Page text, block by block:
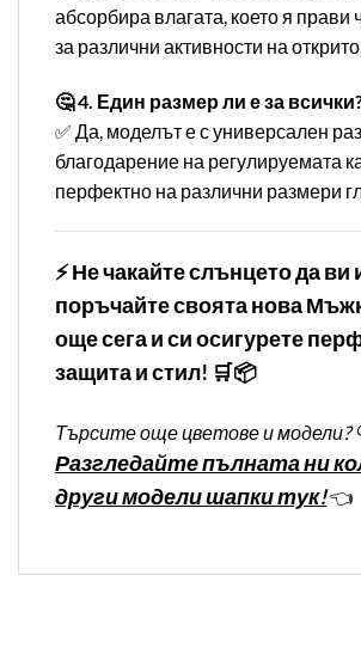
абсорбира влагата, което я прави
за различни активности на
🤔 4. Един размер ли е за
✅ Да, моделът е с универсален
благодарение на регулируемата
перфектно на различни размери
⚡ Не чакайте слънцето да ви
поръчайте своята нова
още сега и си осигурете
защита и стил! 🛒📦
Търсите още цветове и модели?
Разгледайте пълната ни
други модели шапки тук!👈